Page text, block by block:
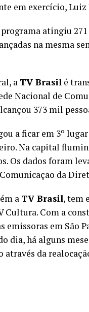
em exercício,
programa atingiu
na mesma
a TV Brasil é
Nacional de
373 mil
a ficar em 3º
Na capital
Os dados foram
da
a TV Brasil, tem
Cultura. Com a
em São
dia, há alguns
da